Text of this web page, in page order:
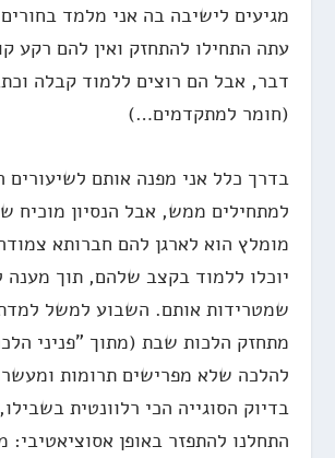
מגיעים לישיבה בה אני מלמד
עתה התחילו להתחזק ואין להם רקע
דבר, אבל הם רוצים ללמוד קבלה
(חומר למתקדמים…)
בדרך כלל אני מפנה אותם לשיעורים
למתחילים ממש, אבל הנסיון מוכיח
מומלץ הוא לארגן להם חברותא
יוכלו ללמוד בקצב שלהם, תוך מענה
שמטרידות אותם. השבוע למשל
מתחזק הלכות שבת (מתוך "פניני
להלכה שלא מפרישים תרומות
בדיוק הסוגייה הכי רלוונטית
התחלנו להתפזר באופן אסוציאטיבי: